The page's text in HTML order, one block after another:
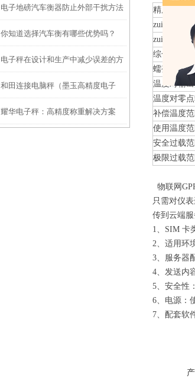
电子地磅汽车衡器防止外部干扰方法
你知道选择汽车衡有哪些优势吗？
电子秤在设计和生产中减少误差的方
法
和田连接电脑秤（墨玉高精度电子
称）和硕智能电子秤维修
耀华电子秤：高精度称重解决方案
精度等级
zui大检定
zui小检定
综合误差
蠕变
温度对输
温度对零
补偿温度范
使用温度范
安全过载范
极限过载范
物联网
只需对仪
传到云端
1、SIM 卡
2、适用环
3、服务器
4、发送内
5、安全性
6、电源：
7、配套软